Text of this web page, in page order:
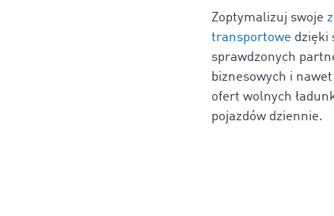
Zoptymalizuj swoje
transportowe dzięki
sprawdzonych
biznesowych i nawet
ofert wolnych
pojazdów dziennie.